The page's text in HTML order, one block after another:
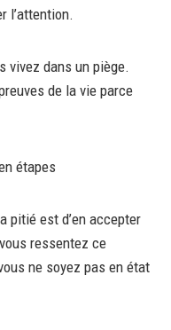
l’attention.
vivez dans un piège.
de la vie parce
étapes
pitié est d’en accepter
ressentez ce
ne soyez pas en état